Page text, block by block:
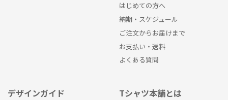
はじめての方へ
納期・スケジュール
ご注文からお届けまで
お支払い・送料
よくある質問
デザインガイド Tシャツ本舗とは